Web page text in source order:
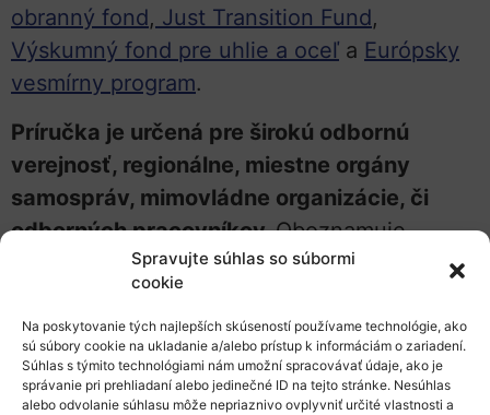
Spravujte súhlas so súbormi
cookie
Na poskytovanie tých najlepších skúseností používame technológie, ako
sú súbory cookie na ukladanie a/alebo prístup k informáciám o zariadení.
Súhlas s týmito technológiami nám umožní spracovávať údaje, ako je
správanie pri prehliadaní alebo jedinečné ID na tejto stránke. Nesúhlas
alebo odvolanie súhlasu môže nepriaznivo ovplyvniť určité vlastnosti a
obranný fond, Just Transition Fund,
Výskumný fond pre uhlie a oceľ a Európsky
vesmírny program.
Príručka je určená pre širokú odbornú
verejnosť, regionálne, miestne orgány
samospráv, mimovládne organizácie, či
odborných pracovníkov.Oboznamuje
s aktuálnymi fondami EÚ, ktoré predstavujú
možnosť financovania projektov.